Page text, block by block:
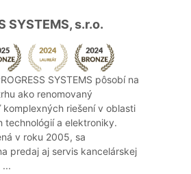
SYSTEMS, s.r.o.
SYSTEMS pôsobí na
ako renomovaný
riešení v oblasti
technológií a elektroniky.
v roku 2005, sa
predaj aj servis kancelárskej